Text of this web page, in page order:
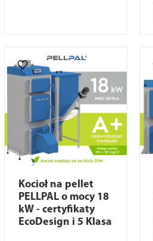
Kocioł na pellet
PELLPAL o mocy 18
kW - certyfikaty
EcoDesign i 5 Klasa